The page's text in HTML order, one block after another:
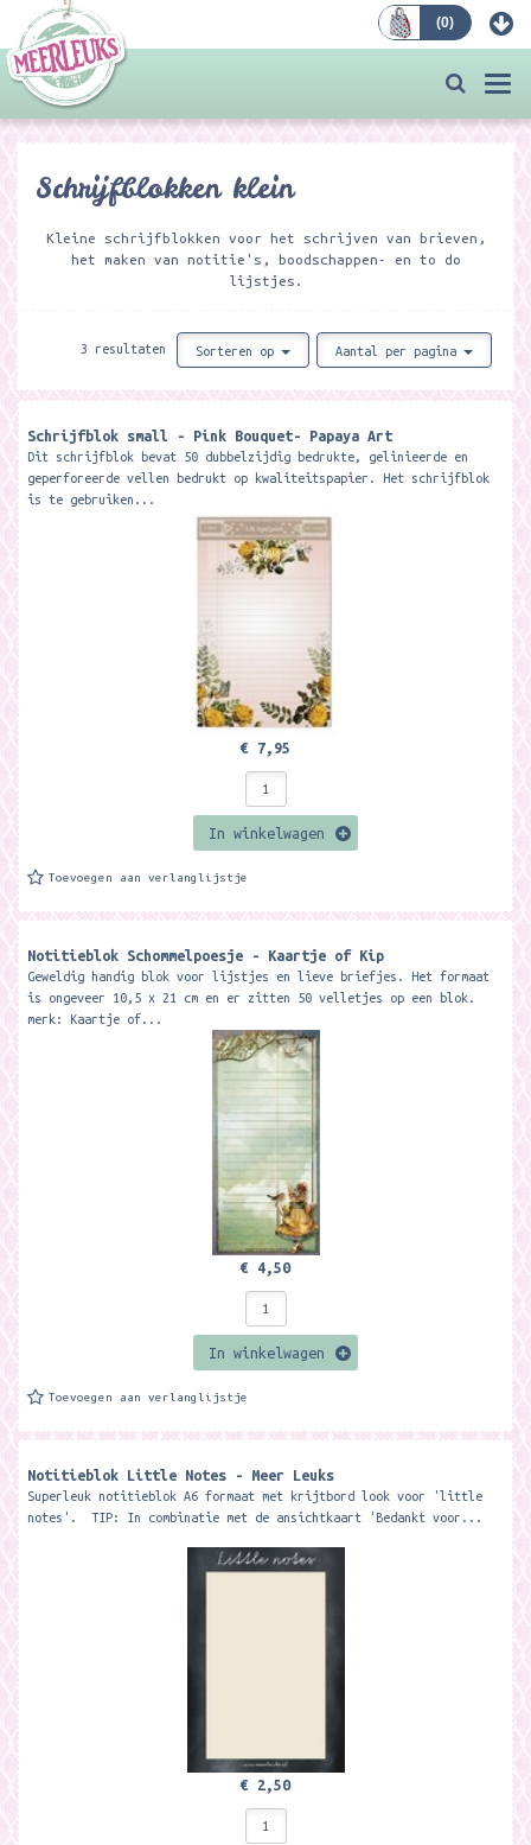
(0)
Schrijfblokken klein
Kleine schrijfblokken voor het schrijven van brieven,
het maken van notitie's, boodschappen- en to do
lijstjes.
3 resultaten Sorteren op Aantal per pagina
Schrijfblok small - Pink Bouquet- Papaya Art
Dit schrijfblok bevat 50 dubbelzijdig bedrukte, gelinieerde en
geperforeerde vellen bedrukt op kwaliteitspapier. Het schrijfblok
is te gebruiken...
€ 7,95
In winkelwagen
Toevoegen aan verlanglijstje
Notitieblok Schommelpoesje - Kaartje of Kip
Geweldig handig blok voor lijstjes en lieve briefjes. Het formaat
is ongeveer 10,5 x 21 cm en er zitten 50 velletjes op een blok.
merk: Kaartje of...
€ 4,50
In winkelwagen
Toevoegen aan verlanglijstje
Notitieblok Little Notes - Meer Leuks
Superleuk notitieblok A6 formaat met krijtbord look voor 'little
notes'. TIP: In combinatie met de ansichtkaart 'Bedankt voor...
€ 2,50